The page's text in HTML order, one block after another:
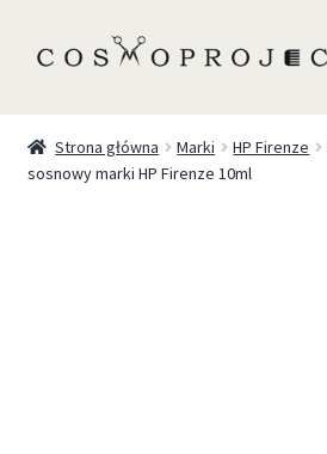
Marki
Strona główna Marki HP Firenze
sosnowy marki HP Firenze 10ml